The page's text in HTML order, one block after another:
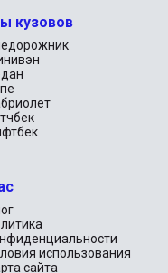
Ниссан Икс-Трейл.
G-Class, Range
Хендай Санта
на день,
графиком.
ценами и гибкими
в
до Дубайского
позволит вам с
кузовов
использования
сайта